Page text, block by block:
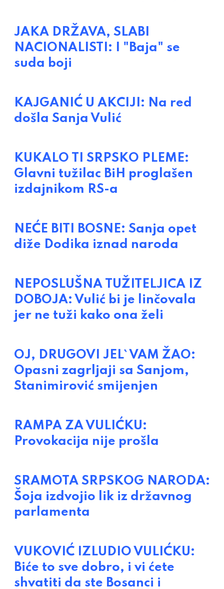
JAKA DRŽAVA, SLABI
NACIONALISTI: I "Baja" se
suda boji
KAJGANIĆ U AKCIJI: Na red
došla Sanja Vulić
KUKALO TI SRPSKO PLEME:
Glavni tužilac BiH proglašen
izdajnikom RS-a
NEĆE BITI BOSNE: Sanja opet
diže Dodika iznad naroda
NEPOSLUŠNA TUŽITELJICA IZ
DOBOJA: Vulić bi je linčovala
jer ne tuži kako ona želi
OJ, DRUGOVI JEL` VAM ŽAO:
Opasni zagrljaji sa Sanjom,
Stanimirović smijenjen
RAMPA ZA VULIĆKU:
Provokacija nije prošla
SRAMOTA SRPSKOG NARODA:
Šoja izdvojio lik iz državnog
parlamenta
VUKOVIĆ IZLUDIO VULIĆKU:
Biće to sve dobro, i vi ćete
shvatiti da ste Bosanci i